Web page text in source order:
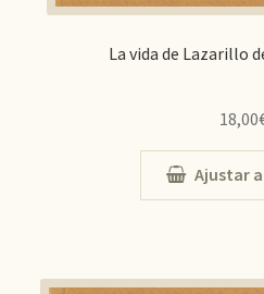
La vida de Lazarillo
18,00
Ajustar